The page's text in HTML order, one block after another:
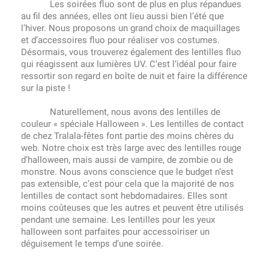
Les soirées fluo sont de plus en plus répandues
au fil des années, elles ont lieu aussi bien l’été que
l’hiver. Nous proposons un grand choix de maquillages
et d’accessoires fluo pour réaliser vos costumes.
Désormais, vous trouverez également des lentilles fluo
qui réagissent aux lumières UV. C’est l’idéal pour faire
ressortir son regard en boîte de nuit et faire la différence
sur la piste !
Naturellement, nous avons des lentilles de
couleur « spéciale Halloween ». Les lentilles de contact
de chez Tralala-fêtes font partie des moins chères du
web. Notre choix est très large avec des lentilles rouge
d’halloween, mais aussi de vampire, de zombie ou de
monstre. Nous avons conscience que le budget n’est
pas extensible, c’est pour cela que la majorité de nos
lentilles de contact sont hebdomadaires. Elles sont
moins coûteuses que les autres et peuvent être utilisés
pendant une semaine. Les lentilles pour les yeux
halloween sont parfaites pour accessoiriser un
déguisement le temps d’une soirée.